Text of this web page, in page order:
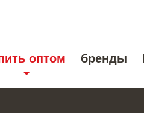
оптом бренды